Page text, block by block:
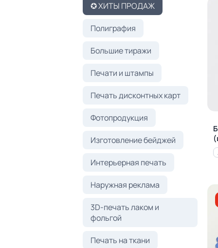
✪ ХИТЫ ПРОДАЖ
Полиграфия
Большие тиражи
Печати и штампы
Печать дисконтных карт
Фотопродукция
Изготовление бейджей
Интерьерная печать
Наружная реклама
3D-печать лаком и
фольгой
Печать на ткани